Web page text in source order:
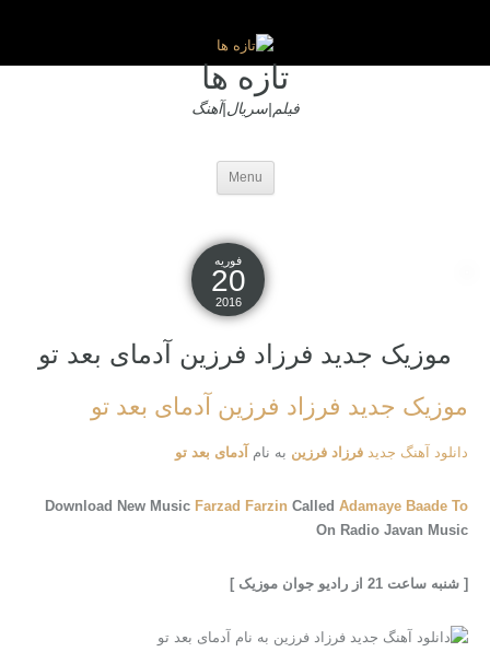
تازه ها
فیلم|سریال|آهنگ
Menu
فوریه
20
2016
موزیک جدید فرزاد فرزین آدمای بعد تو
موزیک جدید فرزاد فرزین آدمای بعد تو
دانلود آهنگ جدید فرزاد فرزین به نام آدمای بعد تو
Download New Music Farzad Farzin Called Adamaye Baade To
On Radio Javan Music
[ شنبه ساعت 21 از رادیو جوان موزیک ]